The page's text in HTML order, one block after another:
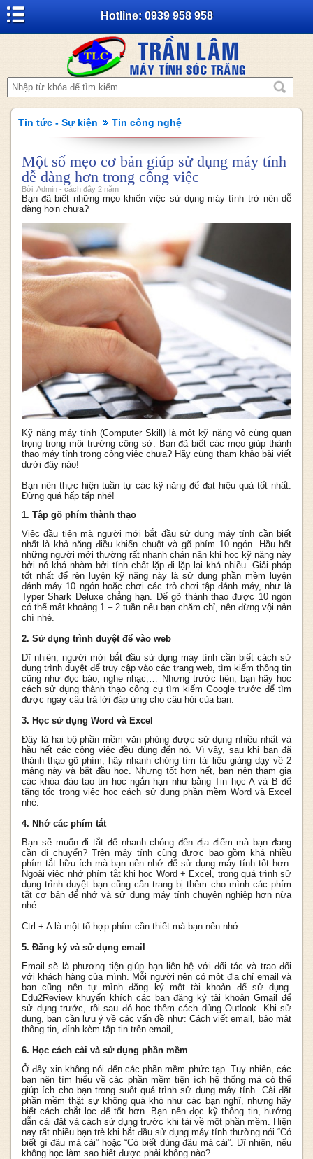
Hotline: 0939 958 958
Tin tức - Sự kiện Tin công nghệ
Một số mẹo cơ bản giúp sử dụng máy tính
dễ dàng hơn trong công việc
Bởi: Admin - cách đây 2 năm
Bạn đã biết những mẹo khiến việc sử dụng máy tính trở nên dễ
dàng hơn chưa?
Kỹ năng máy tính (Computer Skill) là một kỹ năng vô cùng quan
trọng trong môi trường công sở. Bạn đã biết các mẹo giúp thành
thạo máy tính trong công việc chưa? Hãy cùng tham khảo bài viết
dưới đây nào!
Bạn nên thực hiện tuần tự các kỹ năng để đạt hiệu quả tốt nhất.
Đừng quá hấp tấp nhé!
1. Tập gõ phím thành thạo
Việc đầu tiên mà người mới bắt đầu sử dụng máy tính cần biết
nhất là khả năng điều khiển chuột và gõ phím 10 ngón. Hầu hết
những người mới thường rất nhanh chán nản khi học kỹ năng này
bởi nó khá nhàm bởi tính chất lặp đi lặp lại khá nhiều. Giải pháp
tốt nhất để rèn luyện kỹ năng này là sử dụng phần mềm luyện
đánh máy 10 ngón hoặc chơi các trò chơi tập đánh máy, như là
Typer Shark Deluxe chẳng hạn. Để gõ thành thạo được 10 ngón
có thể mất khoảng 1 – 2 tuần nếu bạn chăm chỉ, nên đừng vội nản
chí nhé.
2. Sử dụng trình duyệt để vào web
Dĩ nhiên, người mới bắt đầu sử dụng máy tính cần biết cách sử
dụng trình duyệt để truy cập vào các trang web, tìm kiếm thông tin
cũng như đọc báo, nghe nhạc,… Nhưng trước tiên, bạn hãy học
cách sử dụng thành thạo công cụ tìm kiếm Google trước để tìm
được ngay câu trả lời đáp ứng cho câu hỏi của bạn.
3. Học sử dụng Word và Excel
Đây là hai bộ phần mềm văn phòng được sử dụng nhiều nhất và
hầu hết các công việc đều dùng đến nó. Vì vậy, sau khi bạn đã
thành thạo gõ phím, hãy nhanh chóng tìm tài liệu giảng dạy về 2
mảng này và bắt đầu học. Nhưng tốt hơn hết, bạn nên tham gia
các khóa đào tạo tin học ngắn hạn như bằng Tin học A và B để
tăng tốc trong việc học cách sử dụng phần mềm Word và Excel
nhé.
4. Nhớ các phím tắt
Bạn sẽ muốn đi tắt để nhanh chóng đến địa điểm mà bạn đang
cần di chuyển? Trên máy tính cũng được bao gồm khá nhiều
phím tắt hữu ích mà bạn nên nhớ để sử dụng máy tính tốt hơn.
Ngoài việc nhớ phím tắt khi học Word + Excel, trong quá trình sử
dụng trình duyệt bạn cũng cần trang bị thêm cho mình các phím
tắt cơ bản để nhớ và sử dụng máy tính chuyên nghiệp hơn nữa
nhé.
Ctrl + A là một tổ hợp phím cần thiết mà bạn nên nhớ
5. Đăng ký và sử dụng email
Email sẽ là phương tiện giúp bạn liên hệ với đối tác và trao đổi
với khách hàng của mình. Mỗi người nên có một địa chỉ email và
bạn cũng nên tự mình đăng ký một tài khoản để sử dụng.
Edu2Review khuyến khích các bạn đăng ký tài khoản Gmail để
sử dụng trước, rồi sau đó học thêm cách dùng Outlook. Khi sử
dụng, bạn cần lưu ý về các vấn đề như: Cách viết email, bảo mật
thông tin, đính kèm tập tin trên email,…
6. Học cách cài và sử dụng phần mềm
Ở đây xin không nói đến các phần mềm phức tạp. Tuy nhiên, các
bạn nên tìm hiểu về các phần mềm tiện ích hệ thống mà có thể
giúp ích cho bạn trong suốt quá trình sử dụng máy tính. Cài đặt
phần mềm thật sự không quá khó như các bạn nghĩ, nhưng hãy
biết cách chắt lọc để tốt hơn. Bạn nên đọc kỹ thông tin, hướng
dẫn cài đặt và cách sử dụng trước khi tải về một phần mềm. Hiện
nay rất nhiều bạn trẻ khi bắt đầu sử dụng máy tính thường nói “Có
biết gì đâu mà cài” hoặc “Có biết dùng đâu mà cài”. Dĩ nhiên, nếu
không học làm sao biết được phải không nào?